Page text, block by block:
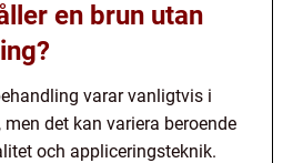
en brun utan
varar vanligtvis i
det kan variera beroende
och appliceringsteknik.